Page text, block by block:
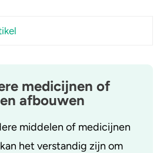
GHBmedicijnen of
afbouwen
middelen of medicijnen
het verstandig zijn om